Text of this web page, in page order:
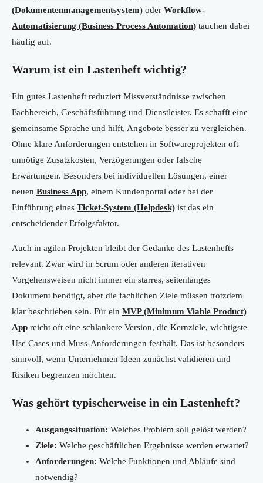
(Dokumentenmanagementsystem) oder Workflow-
Automatisierung (Business Process Automation) tauchen dabei
häufig auf.
Warum ist ein Lastenheft wichtig?
Ein gutes Lastenheft reduziert Missverständnisse zwischen
Fachbereich, Geschäftsführung und Dienstleister. Es schafft eine
gemeinsame Sprache und hilft, Angebote besser zu vergleichen.
Ohne klare Anforderungen entstehen in Softwareprojekten oft
unnötige Zusatzkosten, Verzögerungen oder falsche
Erwartungen. Besonders bei individuellen Lösungen, einer
neuen Business App, einem Kundenportal oder bei der
Einführung eines Ticket-System (Helpdesk) ist das ein
entscheidender Erfolgsfaktor.
Auch in agilen Projekten bleibt der Gedanke des Lastenhefts
relevant. Zwar wird in Scrum oder anderen iterativen
Vorgehensweisen nicht immer ein starres, seitenlanges
Dokument benötigt, aber die fachlichen Ziele müssen trotzdem
klar beschrieben sein. Für ein MVP (Minimum Viable Product)
App reicht oft eine schlankere Version, die Kernziele, wichtigste
Use Cases und Muss-Anforderungen festhält. Das ist besonders
sinnvoll, wenn Unternehmen Ideen zunächst validieren und
Risiken begrenzen möchten.
Was gehört typischerweise in ein Lastenheft?
Ausgangssituation: Welches Problem soll gelöst werden?
Ziele: Welche geschäftlichen Ergebnisse werden erwartet?
Anforderungen: Welche Funktionen und Abläufe sind
notwendig?